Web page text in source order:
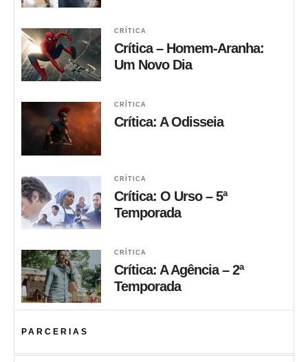
CRÍTICA
Crítica – Homem-Aranha:
Um Novo Dia
CRÍTICA
Crítica: A Odisseia
CRÍTICA
Crítica: O Urso – 5ª
Temporada
CRÍTICA
Crítica: A Agência – 2ª
Temporada
PARCERIAS